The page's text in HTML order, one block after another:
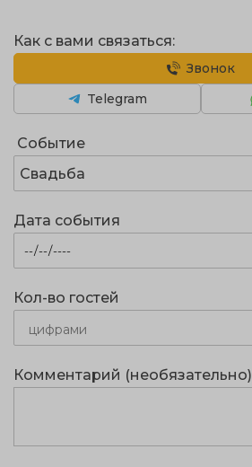
Событие
Свадьба
Дата события
Кол-во гостей
Как с вами связаться:
Звонок
Telegram
Комментарий (необязательно)